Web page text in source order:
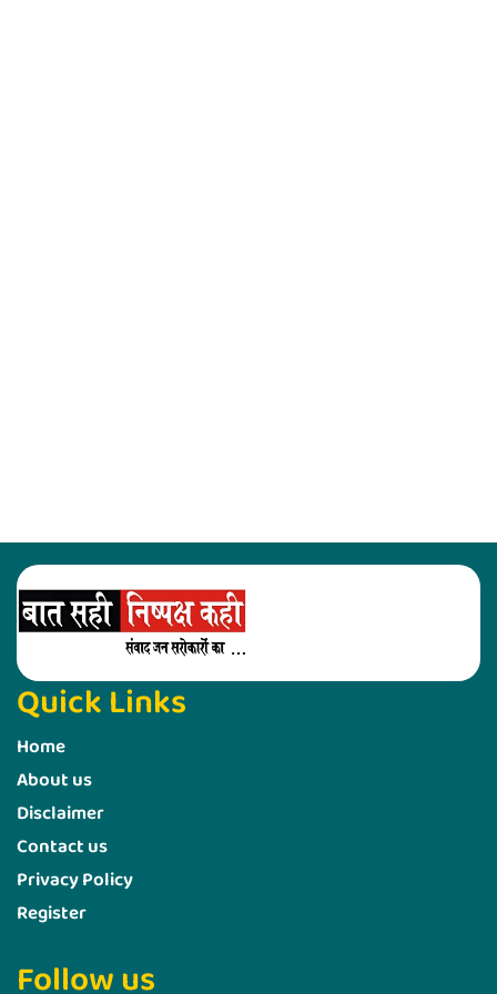
Quick Links
Home
About us
Disclaimer
Contact us
Privacy Policy
Register
Follow us